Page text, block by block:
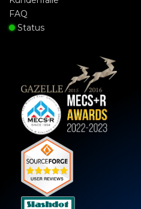
FAQ
Status